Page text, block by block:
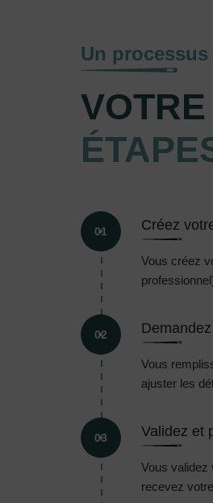
Un
01 Créez
Vous créez
02
Vous
ajuster les
03 Validez et
Vous validez
recevez